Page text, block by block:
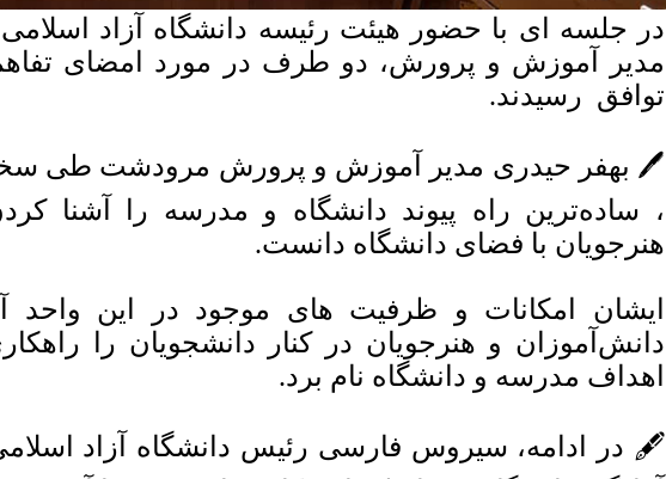
در جلسه ای با حضور هیئت رئیسه دانشگاه آزاد
مدیر آموزش و پرورش، دو طرف در مورد امضای
توافق رسیدند.
🖊 بهفر حیدری مدیر آموزش و پرورش مرودشت طی
، ساده‌ترین راه پیوند دانشگاه و مدرسه را آشنا
هنرجویان با فضای دانشگاه دانست.
ایشان امکانات و ظرفیت های موجود در این
دانش‌آموزان و هنرجویان در کنار دانشجویان را
اهداف مدرسه و دانشگاه نام برد.
🖋 در ادامه، سیروس فارسی رئیس دانشگاه آزاد